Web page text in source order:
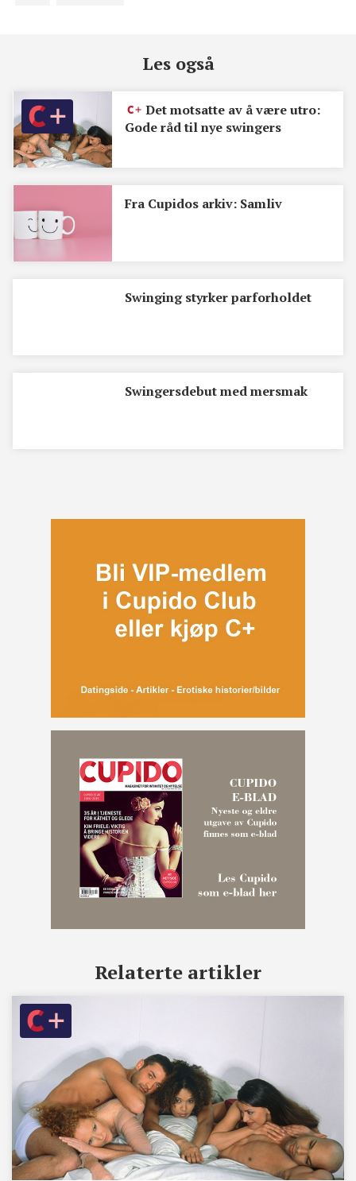
Les også
Det motsatte av å være utro:
Gode råd til nye swingers
Fra Cupidos arkiv: Samliv
Swinging styrker parforholdet
Swingersdebut med mersmak
Relaterte artikler